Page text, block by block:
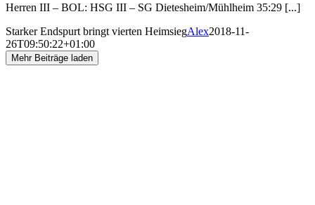
Herren III – BOL: HSG III – SG Dietesheim/Mühlheim 35:29 [...]
Starker Endspurt bringt vierten HeimsiegAlex2018-11-
26T09:50:22+01:00
Mehr Beiträge laden